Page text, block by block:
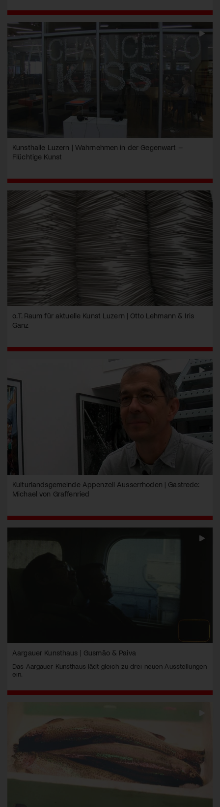
Kunsthalle Luzern | Wahrnehmen in der Gegenwart –
Flüchtige Kunst
o.T. Raum für aktuelle Kunst Luzern | Otto Lehmann & Iris
Ganz
Kulturlandsgemeinde Appenzell Ausserrhoden | Gastrede:
Michael von Graffenried
Aargauer Kunsthaus | Gusmão & Paiva
Das Aargauer Kunsthaus lädt gleich zu drei neuen Ausstellungen
ein.